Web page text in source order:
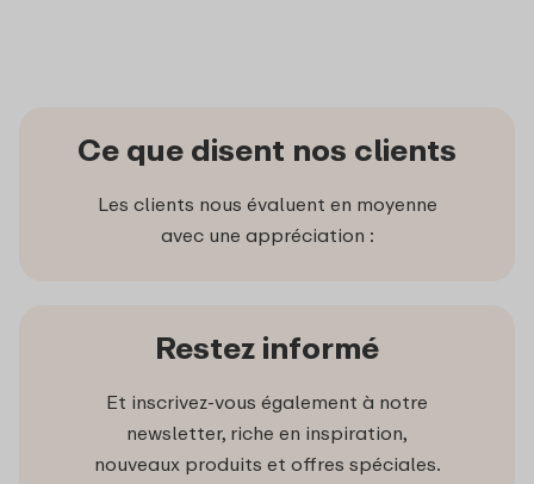
Ce que disent nos clients
Les clients nous évaluent en moyenne
avec une appréciation :
Restez informé
Et inscrivez-vous également à notre
newsletter, riche en inspiration,
nouveaux produits et offres spéciales.